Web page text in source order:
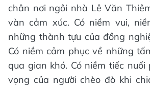
chân nơi ngôi nhà Lê Văn
vàn cảm xúc. Có niềm vui,
những thành tựu của đồng
Có niềm cảm phục về những
qua gian khó. Có niềm tiếc
vọng của người chèo đò khi